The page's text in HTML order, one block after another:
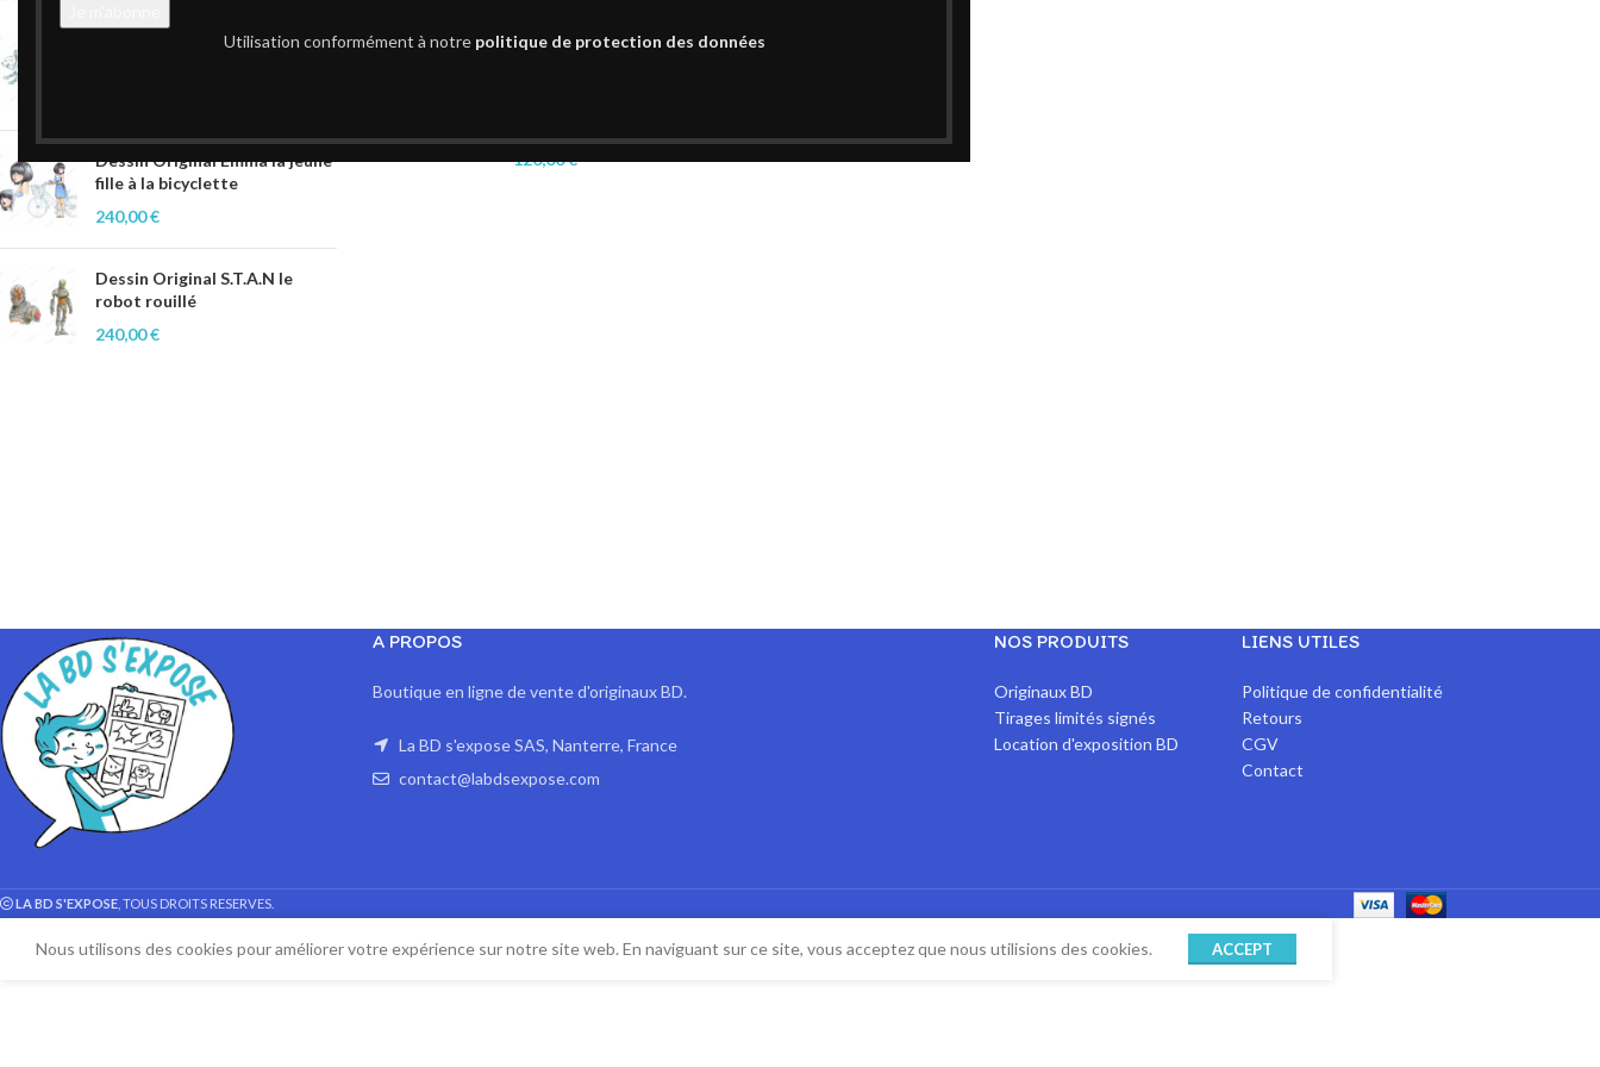
Utilisation conformément à notre politique de protection des données
Dessin Original Alex et le
Dessin Original Emma la jeune
fille à la bicyclette
240,00€
Dessin Original S.T.A.N le
robot rouillé
240,00€
120,00€
A PROPOS
Boutique en ligne de vente d'originaux BD.
La BD s'expose SAS, Nanterre, France
contact@labdsexpose.com
NOS PRODUITS
Originaux BD
Tirages limités signés
Location d'exposition BD
LIENS UTILES
Politique de confidentialité
Retours
CGV
Contact
LA BD S'EXPOSE , TOUS DROITS RESERVES.
Nous utilisons des cookies pour améliorer votre expérience sur notre site web. En naviguant sur ce site, vous acceptez que nous utilisions des cookies. ACCEPT